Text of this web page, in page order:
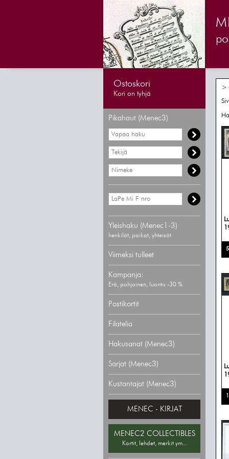
Ostoskori
Kori on tyhjä
Pikahaut (Menec3)
Yleishaku (Menec1-3)
henkilöt, paikat, yhteisöt
Viimeksi tulleet
Kampanja:
Erä, pohjoinen, luonto -30 %
Postikortit
Filatelia
Hakusanat (Menec3)
Sarjat (Menec3)
Kustantajat (Menec3)
MENEC - KIRJAT
MENEC2 COLLECTIBLES
Kortit, lehdet, merkit ym...
>